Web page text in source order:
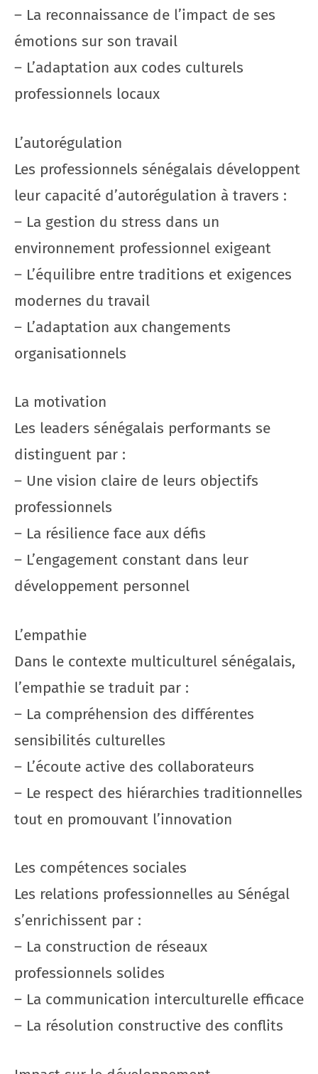
– La reconnaissance de l’impact de ses
émotions sur son travail
– L’adaptation aux codes culturels
professionnels locaux
L’autorégulation
Les professionnels sénégalais développent
leur capacité d’autorégulation à travers :
– La gestion du stress dans un
environnement professionnel exigeant
– L’équilibre entre traditions et exigences
modernes du travail
– L’adaptation aux changements
organisationnels
La motivation
Les leaders sénégalais performants se
distinguent par :
– Une vision claire de leurs objectifs
professionnels
– La résilience face aux défis
– L’engagement constant dans leur
développement personnel
L’empathie
Dans le contexte multiculturel sénégalais,
l’empathie se traduit par :
– La compréhension des différentes
sensibilités culturelles
– L’écoute active des collaborateurs
– Le respect des hiérarchies traditionnelles
tout en promouvant l’innovation
Les compétences sociales
Les relations professionnelles au Sénégal
s’enrichissent par :
– La construction de réseaux
professionnels solides
– La communication interculturelle efficace
– La résolution constructive des conflits